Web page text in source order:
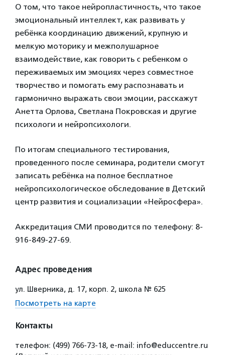
О том, что такое нейропластичность, что такое
эмоциональный интеллект, как развивать у
ребёнка координацию движений, крупную и
мелкую моторику и межполушарное
взаимодействие, как говорить с ребенком о
переживаемых им эмоциях через совместное
творчество и помогать ему распознавать и
гармонично выражать свои эмоции, расскажут
Анетта Орлова, Светлана Покровская и другие
психологи и нейропсихологи.
По итогам специального тестирования,
проведенного после семинара, родители смогут
записать ребёнка на полное бесплатное
нейропсихологическое обследование в Детский
центр развития и социализации «Нейросфера».
Аккредитация СМИ проводится по телефону: 8-
916-849-27-69.
Адрес проведения
ул. Шверника, д. 17, корп. 2, школа № 625
Посмотреть на карте
Контакты
телефон: (499) 766-73-18, е-mail: info@educcentre.ru